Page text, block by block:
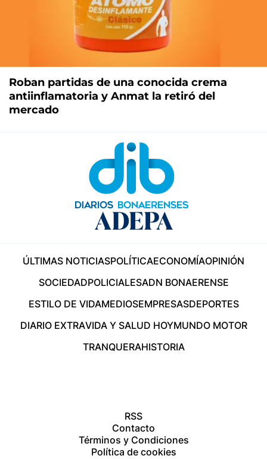
Roban partidas de una conocida crema
antiinflamatoria y Anmat la retiró del
mercado
ÚLTIMAS NOTICIASPOLÍTICAECONOMÍAOPINIÓN
SOCIEDADPOLICIALESADN BONAERENSE
ESTILO DE VIDAMEDIOSEMPRESASDEPORTES
DIARIO EXTRAVIDA Y SALUD HOYMUNDO MOTOR
TRANQUERAHISTORIA
RSS
Contacto
Términos y Condiciones
Política de cookies